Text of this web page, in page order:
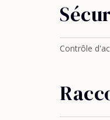
Contrôle